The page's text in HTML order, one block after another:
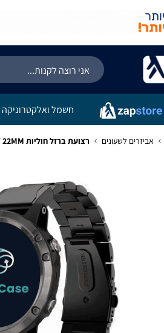
חשמל ואלקטרוניקה
אביזרים לשעונים רצועת ברזל חוליות Garmin Fenix QUICKFIT 22MM בצבע Black